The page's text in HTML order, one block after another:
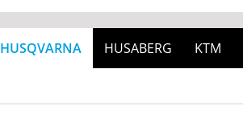
HUSQVARNA HUSABERG KTM